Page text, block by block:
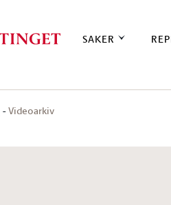
SAKER
Videoarkiv